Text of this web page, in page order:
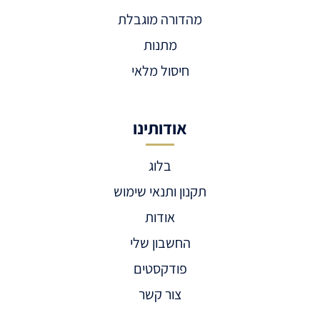
מהדורה מוגבלת
מתנות
חיסול מלאי
אודותינו
בלוג
תקנון ותנאי שימוש
אודות
החשבון שלי
פודקסטים
צור קשר